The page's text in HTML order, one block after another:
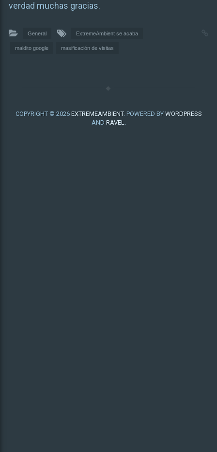
verdad muchas gracias.
General ExtremeAmbient se acaba
maldito google masificación de visitas
COPYRIGHT © 2026 EXTREMEAMBIENT. POWERED BY WORDPRESS
AND RAVEL.